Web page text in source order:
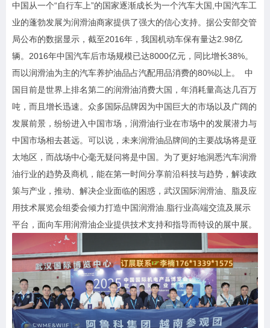
中国从一个“自行车上”的国家逐渐成长为一个汽车大国,中国汽车工
业的蓬勃发展为润滑油商家提供了强大的信心支持。据公安部交管
局公布的数据显示，截至2016年，我国机动车保有量达2.98亿
辆。2016年中国汽车后市场规模已达8000亿元，同比增长38%。
而以润滑油为主的汽车养护油品占汽配用品消费的80%以上。 中
国目前是世界上排名第二的润滑油消费大国，年消耗量高达几百万
吨，而且增长迅速。众多国际品牌因为中国巨大的市场以及广阔的
发展前景，纷纷进入中国市场，润滑油行业在市场中的发展潜力与
中国市场相去甚远。可以说，未来润滑油品牌间的主要战场将是亚
太地区，而战场中心毫无疑问将是中国。为了更好地洞悉汽车润滑
油行业的趋势及商机，能在第一时间分享前沿科技与趋势，解读政
策与产业，推动、解决企业面临的困惑，武汉国际润滑油、脂及应
用技术展览会组委会倾力打造中国润滑油.脂行业高端交流及展示
平台，面向车用润滑油企业提供技术支持和指导而特设的展中展。